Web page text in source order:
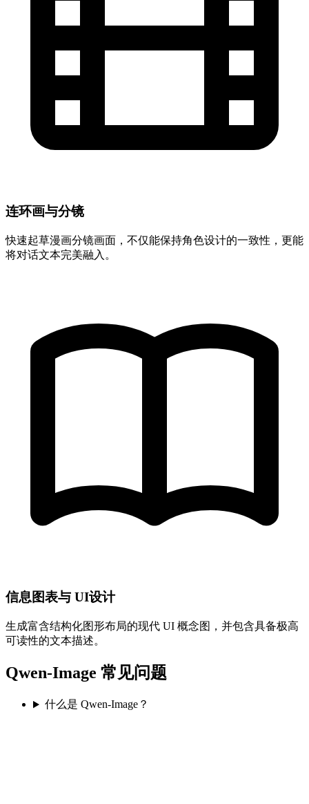
连环画与分镜
快速起草漫画分镜画面，不仅能保持角色设计的一致性，更能
将对话文本完美融入。
信息图表与 UI设计
生成富含结构化图形布局的现代 UI 概念图，并包含具备极高
可读性的文本描述。
Qwen-Image 常见问题
什么是 Qwen-Image？